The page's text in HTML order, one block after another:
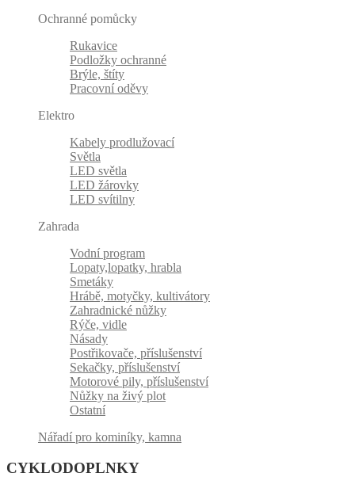
Ochranné pomůcky
Rukavice
Podložky ochranné
Brýle, štíty
Pracovní oděvy
Elektro
Kabely prodlužovací
Světla
LED světla
LED žárovky
LED svítilny
Zahrada
Vodní program
Lopaty,lopatky, hrabla
Smetáky
Hrábě, motyčky, kultivátory
Zahradnické nůžky
Rýče, vidle
Násady
Postřikovače, příslušenství
Sekačky, příslušenství
Motorové pily, příslušenství
Nůžky na živý plot
Ostatní
Nářadí pro kominíky, kamna
CYKLODOPLNKY